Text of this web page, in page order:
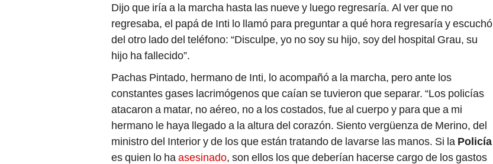
Dijo que iría a la marcha hasta las nueve y luego regresaría. Al ver que no
regresaba, el papá de Inti lo llamó para preguntar a qué hora regresaría y escuchó
del otro lado del teléfono: “Disculpe, yo no soy su hijo, soy del hospital Grau, su
hijo ha fallecido”.
Pachas Pintado, hermano de Inti, lo acompañó a la marcha, pero ante los
constantes gases lacrimógenos que caían se tuvieron que separar. “Los policías
atacaron a matar, no aéreo, no a los costados, fue al cuerpo y para que a mi
hermano le haya llegado a la altura del corazón. Siento vergüenza de Merino, del
ministro del Interior y de los que están tratando de lavarse las manos. Si la Policía
es quien lo ha asesinado, son ellos los que deberían hacerse cargo de los gastos